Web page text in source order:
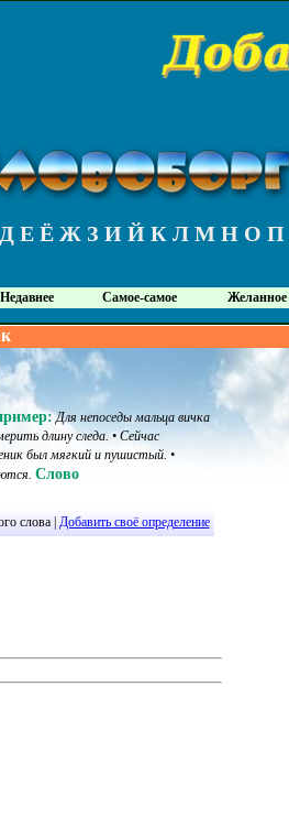
Д Е Ё Ж З И Й К Л М Н О П
Недавнее Самое-самое Желанное
Для непоседы мальца вичка
длину следа. • Сейчас
был мягкий и пушистый. •
Слово
слова | Добавить своё определение